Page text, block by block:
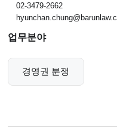
02-3479-2662
업무분야
경영권 분쟁